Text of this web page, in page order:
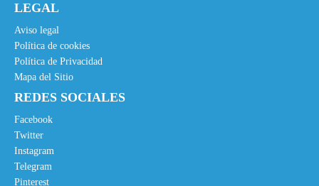
LEGAL
Aviso legal
Política de cookies
Política de Privacidad
Mapa del Sitio
REDES SOCIALES
Facebook
Twitter
Instagram
Telegram
Pinterest